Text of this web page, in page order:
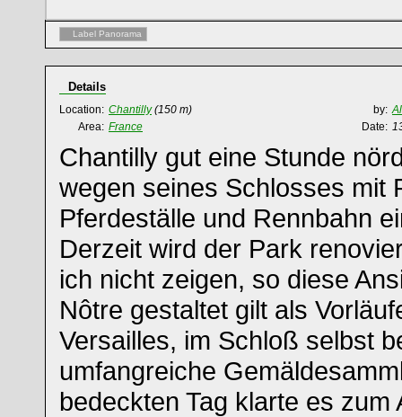
Label Panorama
Details
Location: Chantilly (150 m) by:
Area: France Date:
Chantilly gut eine Stunde
wegen seines Schlosses mit
Pferdeställe und Rennbahn
Derzeit wird der Park
ich nicht zeigen, so diese
Nôtre gestaltet gilt als
Versailles, im Schloß selbst
umfangreiche
bedeckten Tag klarte es zum